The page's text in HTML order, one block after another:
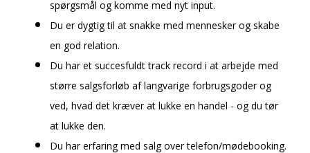
spørgsmål og komme med nyt input.
Du er dygtig til at snakke med mennesker og skabe
en god relation.
Du har et succesfuldt track record i at arbejde med
større salgsforløb af langvarige forbrugsgoder og
ved, hvad det kræver at lukke en handel - og du tør
at lukke den.
Du har erfaring med salg over telefon/mødebooking.